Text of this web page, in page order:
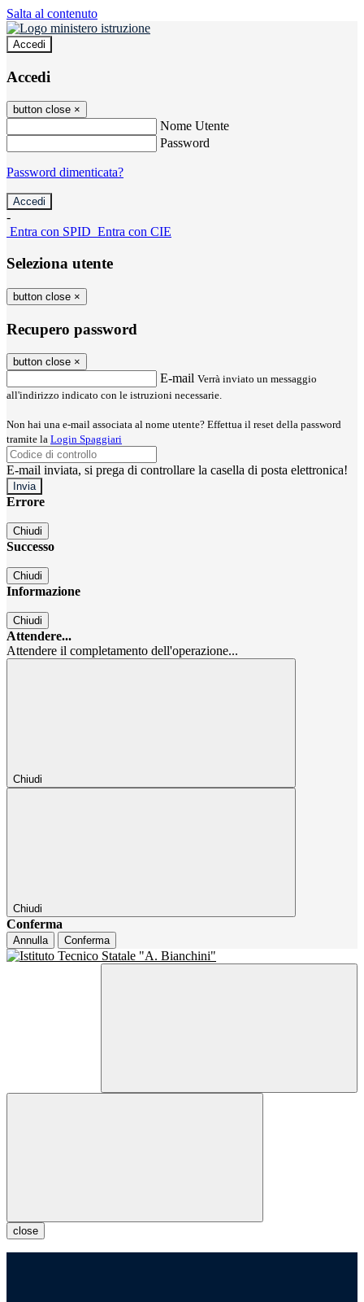
Salta al contenuto
Accedi
Accedi
button close ×
Nome Utente
Password
Password dimenticata?
-
Entra con SPID Entra con CIE
Seleziona utente
button close ×
Recupero password
button close ×
E-mail Verrà inviato un messaggio
all'indirizzo indicato con le istruzioni necessarie.
Non hai una e-mail associata al nome utente? Effettua il reset della password
tramite la Login Spaggiari
E-mail inviata, si prega di controllare la casella di posta elettronica!
Errore
Chiudi
Successo
Chiudi
Informazione
Chiudi
Attendere...
Attendere il completamento dell'operazione...
Chiudi
Chiudi
Conferma
Annulla Conferma
close